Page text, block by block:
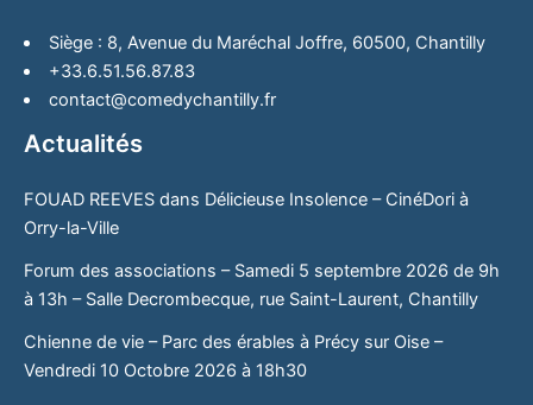
Siège : 8, Avenue du Maréchal Joffre, 60500, Chantilly
+33.6.51.56.87.83
contact@comedychantilly.fr
Actualités
FOUAD REEVES dans Délicieuse Insolence – CinéDori à
Orry-la-Ville
Forum des associations – Samedi 5 septembre 2026 de 9h
à 13h – Salle Decrombecque, rue Saint-Laurent, Chantilly
Chienne de vie – Parc des érables à Précy sur Oise –
Vendredi 10 Octobre 2026 à 18h30